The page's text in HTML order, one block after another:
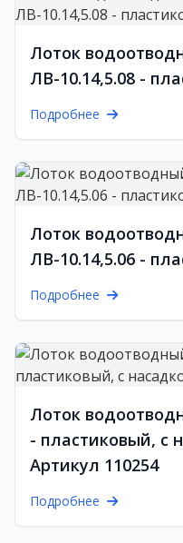
Лоток
ЛВ-10.14,5.08 -
Подробнее
Лоток
ЛВ-10.14,5.06 -
Подробнее
Лоток
- пластиковый, с
Артикул 110254
Подробнее